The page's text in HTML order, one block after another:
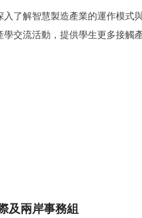
了解智慧製造產業的運作模
交流活動，提供學生更多接觸
及兩岸事務組